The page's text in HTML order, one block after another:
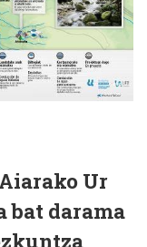
Ur
bat darama